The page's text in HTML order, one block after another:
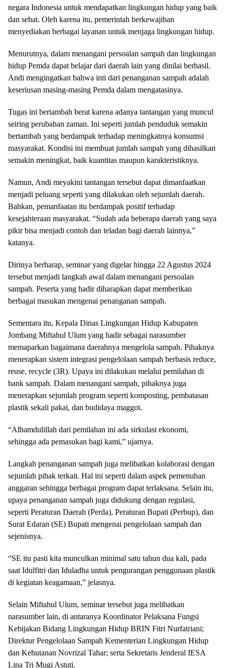
negara Indonesia untuk mendapatkan lingkungan hidup yang baik
dan sehat. Oleh karena itu, pemerintah berkewajiban
menyediakan berbagai layanan untuk menjaga lingkungan hidup.
Menurutnya, dalam menangani persoalan sampah dan lingkungan
hidup Pemda dapat belajar dari daerah lain yang dinilai berhasil.
Andi mengingatkan bahwa inti dari penanganan sampah adalah
keseriusan masing-masing Pemda dalam mengatasinya.
Tugas ini bertambah berat karena adanya tantangan yang muncul
seiring perubahan zaman. Ini seperti jumlah penduduk semakin
bertambah yang berdampak terhadap meningkatnya konsumsi
masyarakat. Kondisi ini membuat jumlah sampah yang dihasilkan
semakin meningkat, baik kuantitas maupun karakteristiknya.
Namun, Andi meyakini tantangan tersebut dapat dimanfaatkan
menjadi peluang seperti yang dilakukan oleh sejumlah daerah.
Bahkan, pemanfaatan itu berdampak positif terhadap
kesejahteraan masyarakat. “Sudah ada beberapa daerah yang saya
pikir bisa menjadi contoh dan teladan bagi daerah lainnya,”
katanya.
Dirinya berharap, seminar yang digelar hingga 22 Agustus 2024
tersebut menjadi langkah awal dalam menangani persoalan
sampah. Peserta yang hadir diharapkan dapat memberikan
berbagai masukan mengenai penanganan sampah.
Sementara itu, Kepala Dinas Lingkungan Hidup Kabupaten
Jombang Miftahul Ulum yang hadir sebagai narasumber
memaparkan bagaimana daerahnya mengelola sampah. Pihaknya
menerapkan sistem integrasi pengelolaan sampah berbasis reduce,
reuse, recycle (3R). Upaya ini dilakukan melalui pemilahan di
bank sampah. Dalam menangani sampah, pihaknya juga
menerapkan sejumlah program seperti komposting, pembatasan
plastik sekali pakai, dan budidaya maggot.
“Alhamdulillah dari pemilahan ini ada sirkulasi ekonomi,
sehingga ada pemasukan bagi kami,” ujarnya.
Langkah penanganan sampah juga melibatkan kolaborasi dengan
sejumlah pihak terkait. Hal ini seperti dalam aspek pemenuhan
anggaran sehingga berbagai program dapat terlaksana. Selain itu,
upaya penanganan sampah juga didukung dengan regulasi,
seperti Peraturan Daerah (Perda), Peraturan Bupati (Perbup), dan
Surat Edaran (SE) Bupati mengenai pengelolaan sampah dan
sejenisnya.
“SE itu pasti kita munculkan minimal satu tahun dua kali, pada
saat Idulfitri dan Iduladha untuk pengurangan penggunaan plastik
di kegiatan keagamaan,” jelasnya.
Selain Miftahul Ulum, seminar tersebut juga melibatkan
narasumber lain, di antaranya Koordinator Pelaksana Fungsi
Kebijakan Bidang Lingkungan Hidup BRIN Fitri Nurfatriani;
Direktur Pengelolaan Sampah Kementerian Lingkungan Hidup
dan Kehutanan Novrizal Tahar; serta Sekretaris Jenderal IESA
Lina Tri Mugi Astuti.